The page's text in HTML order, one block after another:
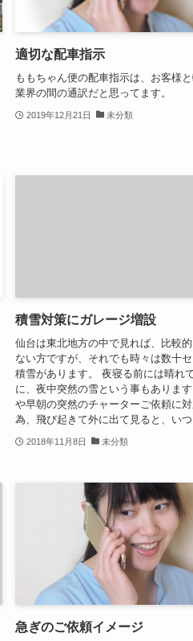
適切な配車指示
ももちゃん便の配車指示は、お客様
業界の間の通訳だと思ってます。
2019年12月21日 未分類
積雪対策にガレージ増設
仙台は東北地方の中で見れば、比較
ない方ですが、それでも時々は数十
積雪があります。 夜寝る前には晴れ
に、夜中突然の雪という事もありま
や早朝の突然のチャーターご依頼に
為、飛び起きて外に出て見ると、いつ
2018年11月8日 未分類
急ぎのご依頼イメージ